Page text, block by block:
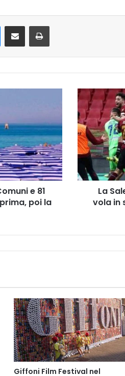
Messenger
Condividi via mail Stampa
e 81
poi la
La
Salernitana
batte
il
Pescara
e
vola
serie
La
vola in
Giffoni Film Festival nel